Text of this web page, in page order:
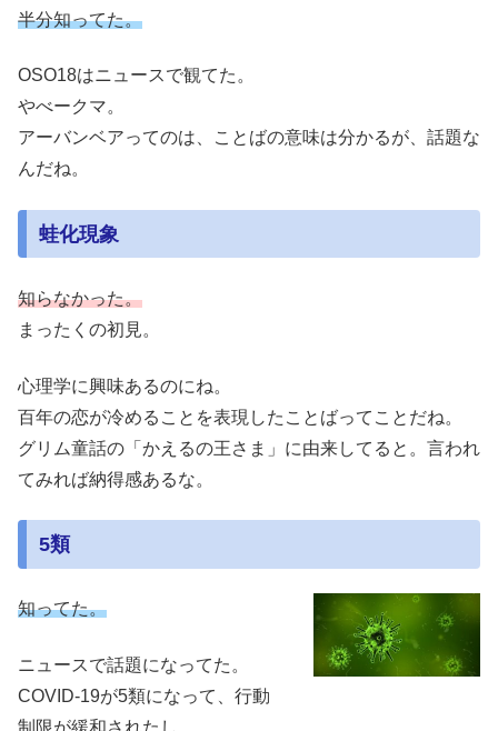
半分知ってた。
OSO18はニュースで観てた。
やべークマ。
アーバンベアってのは、ことばの意味は分かるが、話題な
んだね。
蛙化現象
知らなかった。
まったくの初見。
心理学に興味あるのにね。
百年の恋が冷めることを表現したことばってことだね。
グリム童話の「かえるの王さま」に由来してると。言われ
てみれば納得感あるな。
5類
知ってた。
ニュースで話題になってた。
COVID-19が5類になって、行動
制限が緩和されたし。